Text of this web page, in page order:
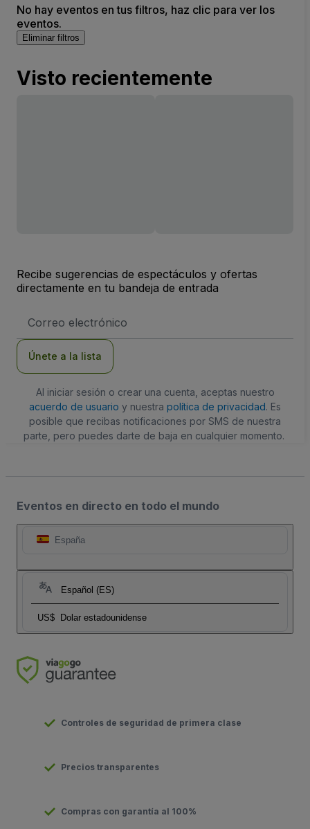
No hay eventos en tus filtros, haz clic para ver los
eventos.
Eliminar filtros
Visto recientemente
Recibe sugerencias de espectáculos y ofertas
directamente en tu bandeja de entrada
de
Únete a la lista
Al iniciar sesión o crear una cuenta, aceptas nuestro
acuerdo de usuario y nuestra política de privacidad. Es
posible que recibas notificaciones por SMS de nuestra
parte, pero puedes darte de baja en cualquier momento.
Eventos en directo en todo el mundo
España
Español (ES)
US$ Dolar estadounidense
Controles de seguridad de primera clase
Precios transparentes
Compras con garantía al 100%